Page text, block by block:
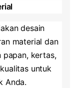
desain
material dan
papan, kertas,
untuk
Anda.